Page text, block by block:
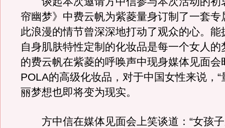
帘幽梦》中费云帆为紫菱量身订制了一套专
此浪漫的情节曾深深地打动了观众的心。能
自身肌肤特性定制的化妆品是每一个女人的
的费云帆在紫菱的呼唤声中现身媒体见面会
POLA的高级化妆品，对于中国女性来说，“
丽梦想也即将变为现实。
方中信在媒体见面会上笑谈道：“女孩子